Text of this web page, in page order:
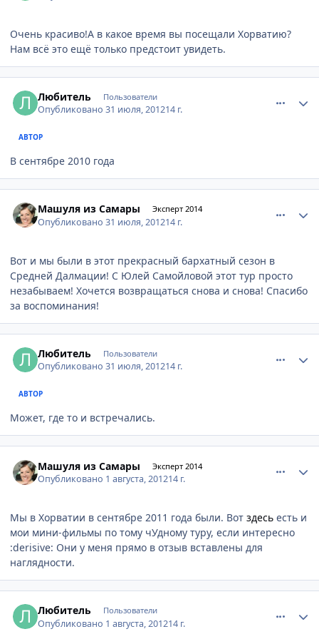
Очень красиво!А в какое время вы посещали Хорватию?
Нам всё это ещё только предстоит увидеть.
Любитель Пользователи
Опубликовано31 июля, 201214 г.
АВТОР
В сентябре 2010 года
Машуля из Самары Эксперт 2014
Опубликовано31 июля, 201214 г.
Вот и мы были в этот прекрасный бархатный сезон в
Средней Далмации! С Юлей Самойловой этот тур просто
незабываем! Хочется возвращаться снова и снова! Спасибо
за воспоминания!
Любитель Пользователи
Опубликовано31 июля, 201214 г.
АВТОР
Может, где то и встречались.
Машуля из Самары Эксперт 2014
Опубликовано 1 августа, 201214 г.
Мы в Хорватии в сентябре 2011 года были. Вот здесь есть и
мои мини-фильмы по тому чУдному туру, если интересно
:derisive: Они у меня прямо в отзыв вставлены для
наглядности.
Любитель Пользователи
Опубликовано 1 августа, 201214 г.